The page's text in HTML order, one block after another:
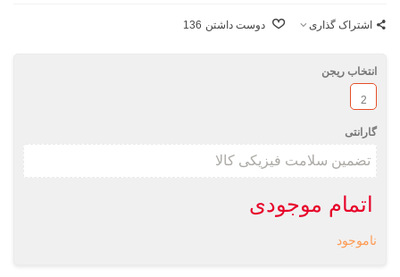
اشتراک گذاری دوست داشتن 136
انتخاب ریجن
2
گارانتی
اتمام موجودی
ناموجود